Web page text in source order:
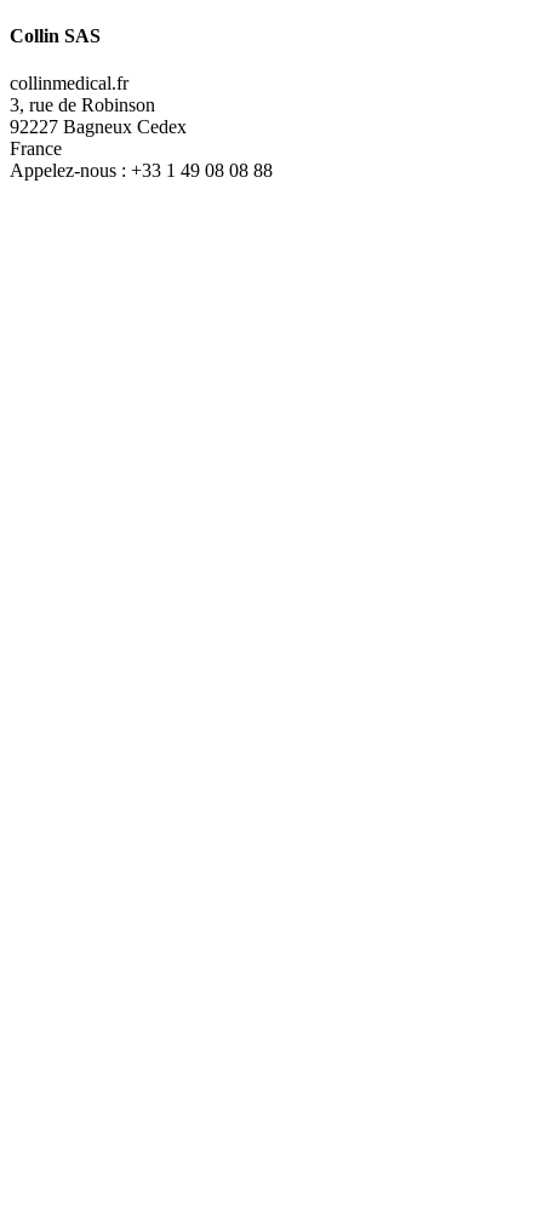
Collin SAS
collinmedical.fr
3, rue de Robinson
92227 Bagneux Cedex
France
Appelez-nous : +33 1 49 08 08 88